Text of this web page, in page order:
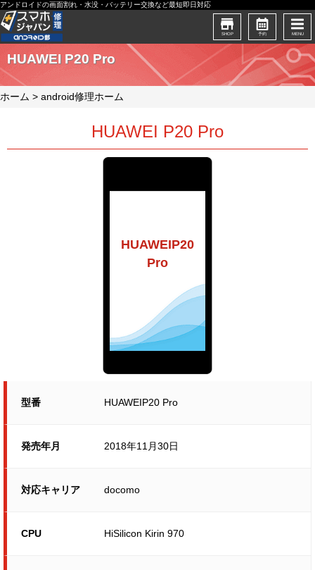
アンドロイドの画面割れ・水没・バッテリー交換など最短即日対応
SHOP 予約 MENU
HUAWEI P20 Pro
ホーム > android修理ホーム
HUAWEI P20 Pro
HUAWEIP20
Pro
型番 HUAWEIP20 Pro
発売年月 2018年11月30日
対応キャリア docomo
CPU HiSilicon Kirin 970